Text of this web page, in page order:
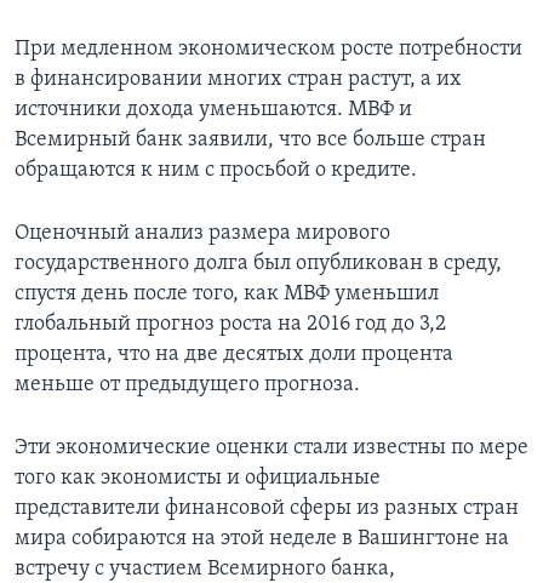
При медленном экономическом росте потребности
в финансировании многих стран растут, а их
источники дохода уменьшаются. МВФ и
Всемирный банк заявили, что все больше стран
обращаются к ним с просьбой о кредите.
Оценочный анализ размера мирового
государственного долга был опубликован в среду,
спустя день после того, как МВФ уменьшил
глобальный прогноз роста на 2016 год до 3,2
процента, что на две десятых доли процента
меньше от предыдущего прогноза.
Эти экономические оценки стали известны по мере
того как экономисты и официальные
представители финансовой сферы из разных стран
мира собираются на этой неделе в Вашингтоне на
встречу с участием Всемирного банка,